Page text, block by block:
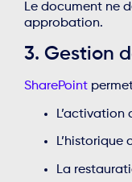
Le document ne
approbation.
3. Gestion
SharePoint
L’activation
La